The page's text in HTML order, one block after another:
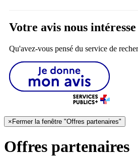
Votre avis nous intéresse
Qu'avez-vous pensé du service de
×Fermer la fenêtre "Offres partenaires"
Offres partenaires